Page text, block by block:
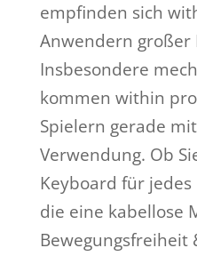
empfinden sich
Anwendern großer
Insbesondere
kommen within
Spielern gerade
Verwendung. Ob
Keyboard für
die eine kabellose
Bewegungsfreiheit